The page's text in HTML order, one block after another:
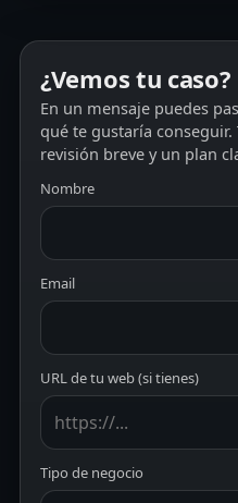
¿Vemos tu caso?
En un mensaje puedes
qué te gustaría
revisión breve y un plan
Nombre
Email
URL de tu web (si tienes)
Tipo de negocio